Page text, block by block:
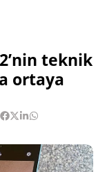
teknik
ortaya